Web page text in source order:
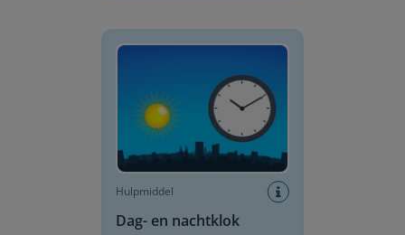
Hulpmiddel
Dag- en nachtklok